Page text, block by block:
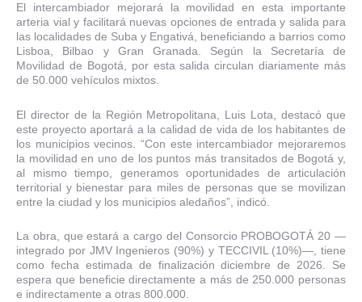
El intercambiador mejorará la movilidad en esta importante
arteria vial y facilitará nuevas opciones de entrada y salida para
las localidades de Suba y Engativá, beneficiando a barrios como
Lisboa, Bilbao y Gran Granada. Según la Secretaría de
Movilidad de Bogotá, por esta salida circulan diariamente más
de 50.000 vehículos mixtos.
El director de la Región Metropolitana, Luis Lota, destacó que
este proyecto aportará a la calidad de vida de los habitantes de
los municipios vecinos. “Con este intercambiador mejoraremos
la movilidad en uno de los puntos más transitados de Bogotá y,
al mismo tiempo, generamos oportunidades de articulación
territorial y bienestar para miles de personas que se movilizan
entre la ciudad y los municipios aledaños”, indicó.
La obra, que estará a cargo del Consorcio PROBOGOTÁ 20 —
integrado por JMV Ingenieros (90%) y TECCIVIL (10%)—, tiene
como fecha estimada de finalización diciembre de 2026. Se
espera que beneficie directamente a más de 250.000 personas
e indirectamente a otras 800.000.